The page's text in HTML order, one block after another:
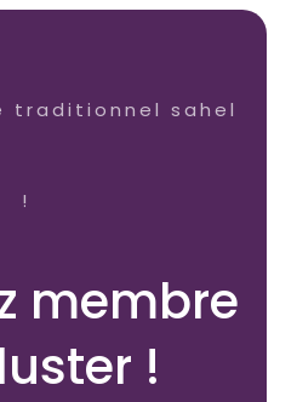
traditionnel sahel
!
membre
!